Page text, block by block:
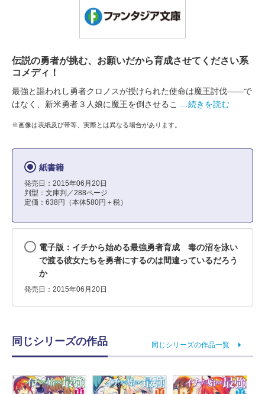
伝説の勇者が挑む、お願いだから育成させてください系
コメディ！
最強と謳われし勇者クロノスが授けられた使命は魔王討伐――で
はなく、新米勇者３人娘に魔王を倒させるこ
…続きを読む
※画像は表紙及び帯等、実際とは異なる場合があります。
紙書籍
発売日：2015年06月20日
判型：文庫判／288ページ
定価：638円（本体580円＋税）
電子版：イチから始める最強勇者育成 毒の沼を泳い
で渡る彼女たちを勇者にするのは間違っているだろう
か
発売日：2015年06月20日
同じシリーズの作品 同じシリーズの作品一覧